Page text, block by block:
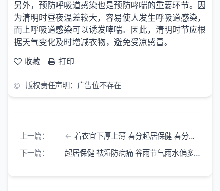
另外，预防呼吸道感染也是预防哮喘的重要环节。因
为清明时昼夜温差较大，容易使人发生呼吸道感染，
而上呼吸道感染可以诱发哮喘。因此，清明时节应根
据天气变化及时增减衣物，避免受凉感冒。
收藏
打印
版权责任声明：广告位不存在
上一篇：
着衣宜下厚上薄 春分起居保健 春分时节天气逐渐暖和 但是昼夜温差较大
下一篇：
起居保健 祛湿防病痛 谷雨节气雨水偏多 天气潮湿 普通人易为这种天气烦闷